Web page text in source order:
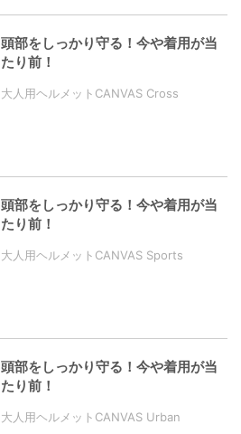
頭部をしっかり守る！今や着用が当
たり前！
大人用ヘルメットCANVAS Cross
頭部をしっかり守る！今や着用が当
たり前！
大人用ヘルメットCANVAS Sports
頭部をしっかり守る！今や着用が当
たり前！
大人用ヘルメットCANVAS Urban